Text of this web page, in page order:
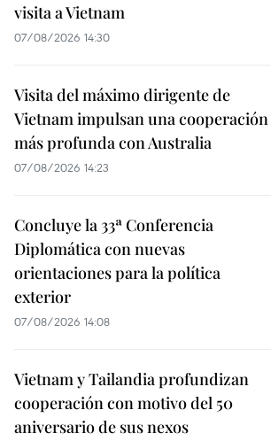
visita a Vietnam
07/08/2026 14:30
Visita del máximo dirigente de
Vietnam impulsan una cooperación
más profunda con Australia
07/08/2026 14:23
Concluye la 33ª Conferencia
Diplomática con nuevas
orientaciones para la política
exterior
07/08/2026 14:08
Vietnam y Tailandia profundizan
cooperación con motivo del 50
aniversario de sus nexos